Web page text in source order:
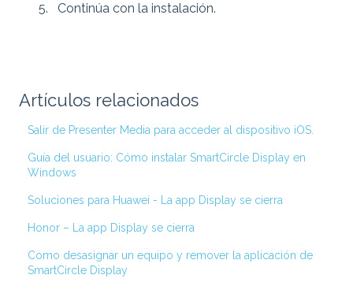
Continúa con la instalación.
Artículos relacionados
Salir de Presenter Media para acceder al dispositivo iOS.
Guía del usuario: Cómo instalar SmartCircle Display en
Windows
Soluciones para Huawei - La app Display se cierra
Honor – La app Display se cierra
Como desasignar un equipo y remover la aplicación de
SmartCircle Display